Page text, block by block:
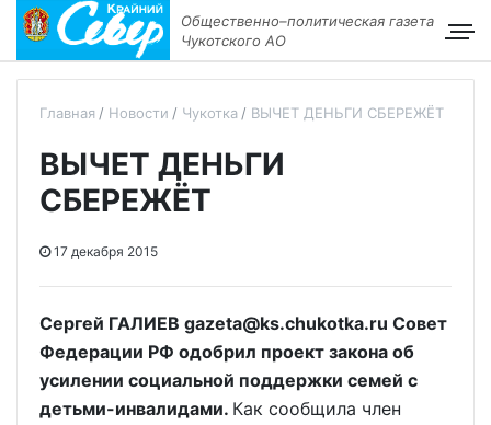
Общественно–политическая газета
Чукотского АО
Главная Новости Чукотка ВЫЧЕТ ДЕНЬГИ СБЕРЕЖЁТ
ВЫЧЕТ ДЕНЬГИ
СБЕРЕЖЁТ
17 декабря 2015
Сергей ГАЛИЕВ gazeta@ks.chukotka.ru Совет
Федерации РФ одобрил проект закона об
усилении социальной поддержки семей с
детьми-инвалидами. Как сообщила член